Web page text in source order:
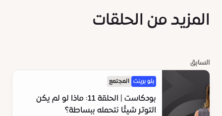
المزيد من الحلقات
السابق
بلو برينت المجتمع
بودكاست | الحلقة 11: ماذا لو لم يكن
التوتر شيئًا نتحمله ببساطة؟